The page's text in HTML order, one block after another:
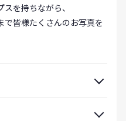
を持ちながら、
で皆様たくさんのお写真を